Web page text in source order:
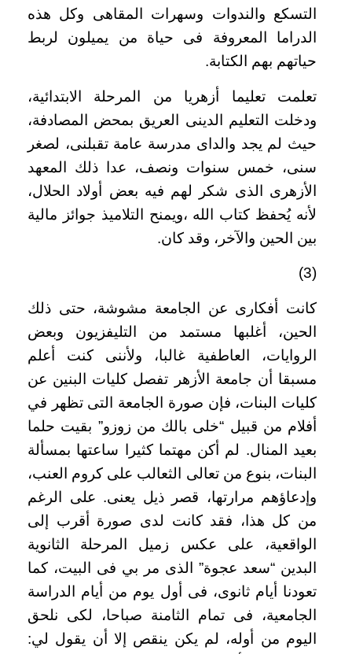
التسكع والندوات وسهرات المقاهى وكل هذه
الدراما المعروفة فى حياة من يميلون لربط
حياتهم بهم الكتابة.
تعلمت تعليما أزهريا من المرحلة الابتدائية،
ودخلت التعليم الدينى العريق بمحض المصادفة،
حيث لم يجد والداى مدرسة عامة تقبلنى، لصغر
سنى، خمس سنوات ونصف، عدا ذلك المعهد
الأزهرى الذى شكر لهم فيه بعض أولاد الحلال،
لأنه يُحفظ كتاب الله ،ويمنح التلاميذ جوائز مالية
بين الحين والآخر، وقد كان.
(3)
كانت أفكارى عن الجامعة مشوشة، حتى ذلك
الحين، أغلبها مستمد من التليفزيون وبعض
الروايات، العاطفية غالبا، ولأننى كنت أعلم
مسبقا أن جامعة الأزهر تفصل كليات البنين عن
كليات البنات، فإن صورة الجامعة التى تظهر في
أفلام من قبيل “خلى بالك من زوزو” بقيت حلما
بعيد المنال. لم أكن مهتما كثيرا ساعتها بمسألة
البنات، بنوع من تعالى الثعالب على كروم العنب،
وإدعاؤهم مرارتها، قصر ذيل يعنى. على الرغم
من كل هذا، فقد كانت لدى صورة أقرب إلى
الواقعية، على عكس زميل المرحلة الثانوية
البدين “سعد عجوة” الذى مر بي فى البيت، كما
تعودنا أيام ثانوى، فى أول يوم من أيام الدراسة
الجامعية، فى تمام الثامنة صباحا، لكى نلحق
اليوم من أوله، لم يكن ينقص إلا أن يقول لي: